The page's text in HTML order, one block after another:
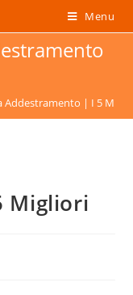
Menu
Addestramento | I 5
Migliori